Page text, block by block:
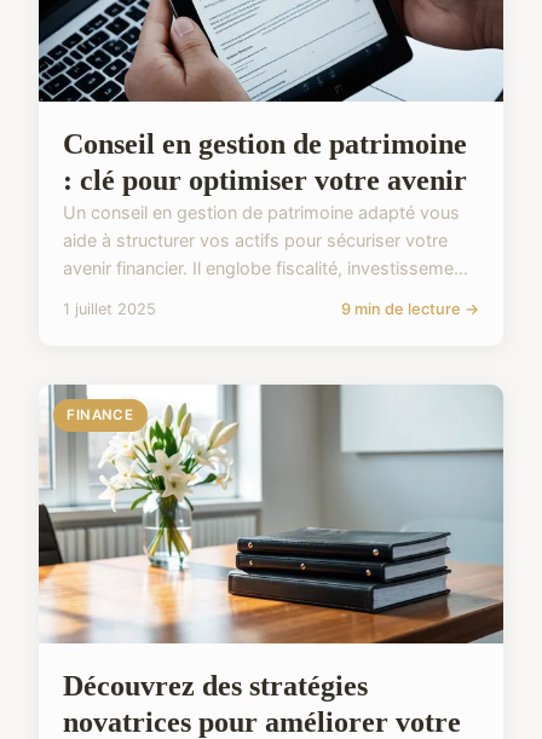
Conseil en gestion de patrimoine
: clé pour optimiser votre avenir
Un conseil en gestion de patrimoine adapté vous
aide à structurer vos actifs pour sécuriser votre
avenir financier. Il englobe fiscalité, investisseme...
1 juillet 2025 9 min de lecture →
FINANCE
Découvrez des stratégies
novatrices pour améliorer votre